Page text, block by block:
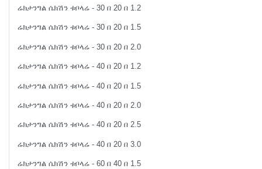
ሬክታንግል ሴክሽን ቱቦላሬ - 30 በ 20 በ 1.2
ሬክታንግል ሴክሽን ቱቦላሬ - 30 በ 20 በ 1.5
ሬክታንግል ሴክሽን ቱቦላሬ - 30 በ 20 በ 2.0
ሬክታንግል ሴክሽን ቱቦላሬ - 40 በ 20 በ 1.2
ሬክታንግል ሴክሽን ቱቦላሬ - 40 በ 20 በ 1.5
ሬክታንግል ሴክሽን ቱቦላሬ - 40 በ 20 በ 2.0
ሬክታንግል ሴክሽን ቱቦላሬ - 40 በ 20 በ 2.5
ሬክታንግል ሴክሽን ቱቦላሬ - 40 በ 20 በ 3.0
ሬክታንግል ሴክሽን ቱቦላሬ - 60 በ 40 በ 1.5